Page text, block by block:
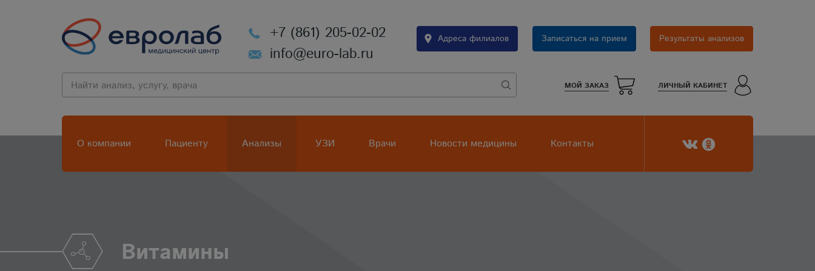
+7 (861) 205-02-02
info@euro-lab.ru
Адреса филиалов Записаться на прием Результаты анализов
МОЙ ЗАКАЗ ЛИЧНЫЙ КАБИНЕТ
О компании Пациенту Анализы УЗИ Врачи Новости медицины Контакты
Витамины